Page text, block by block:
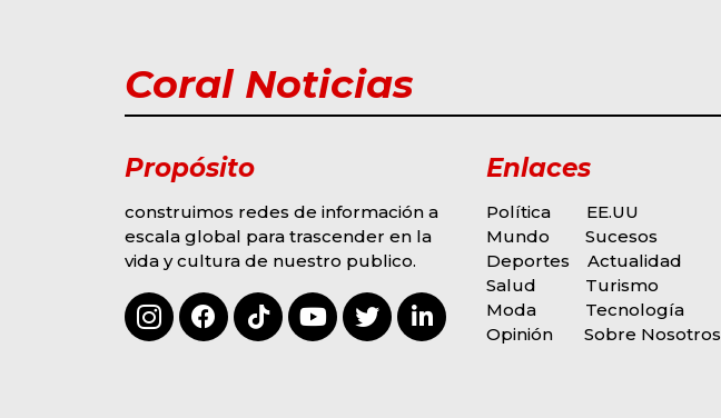
Coral Noticias
Propósito
construimos redes de información a
escala global para trascender en la
vida y cultura de nuestro publico.
Enlaces
Política
EE.UU
Mundo
Sucesos
Deportes
Actualidad
Salud
Turismo
Moda
Tecnología
Opinión
Sobre Nosotros
MODA Y EVENTOS
OMAR COLINA
DERROCHA TALENTO
EN “SOY LA VOZ USA”
3
MODA Y EVENTOS
Gigi Borrelli Presenta
Su Nueva Propuesta
Musical, Una Explosiva
Fusión De Funk, Soul Y